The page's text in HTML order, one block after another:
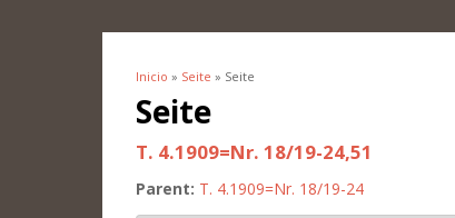
Se encuentra usted aquí
Inicio » Seite » Seite
Seite
T. 4.1909=Nr. 18/19-24,51
Parent: T. 4.1909=Nr. 18/19-24